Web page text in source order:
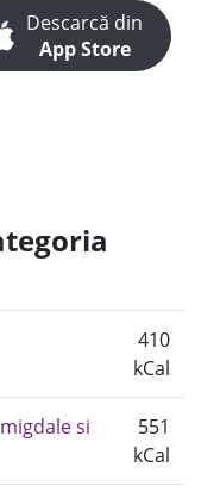
Descarcă din
App Store
410
kCal
si
551
kCal